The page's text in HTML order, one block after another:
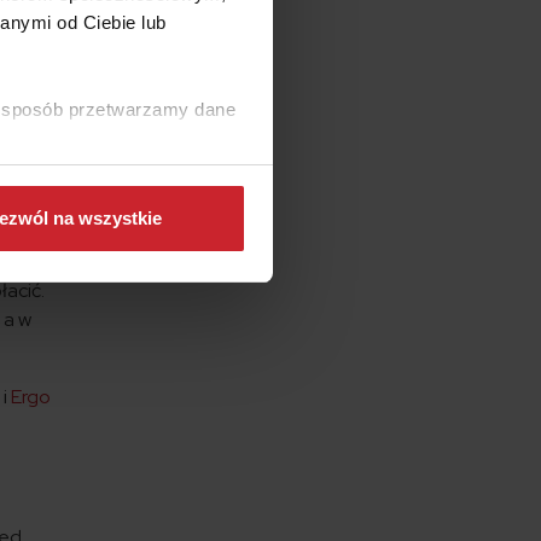
od Ciebie lub
przetwarzamy dane
na wszystkie
już
w
i Ergo